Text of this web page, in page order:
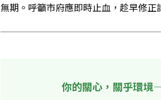
無期。呼籲市府應即時止血，趁早修正
你的關心，關乎環境